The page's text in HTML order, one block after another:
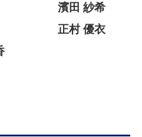
紗希
優衣